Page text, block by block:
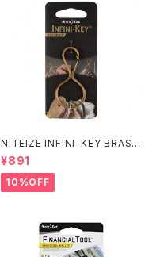
NITEIZE INFINI-KEY BRASS
/ ブラス
¥891
10%OFF